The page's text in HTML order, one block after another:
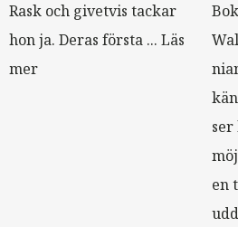
Rask och givetvis tackar
hon ja. Deras första ... Läs
mer
ser
en